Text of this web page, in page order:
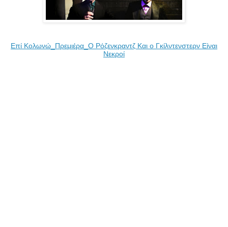
Επί Κολωνώ_Πρεμιέρα_Ο Ρόζενκραντζ Και ο Γκίλντενστερν Είναι
Νεκροί